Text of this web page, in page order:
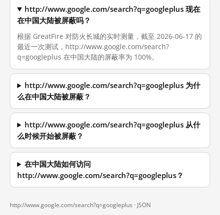
http://www.google.com/search?q=googleplus 现在
在中国大陆被屏蔽吗？
根据 GreatFire 对防火长城的实时测量，截至 2026-06-17 的
最近一次测试，http://www.google.com/search?
q=googleplus 在中国大陆的屏蔽率为 100%。
http://www.google.com/search?q=googleplus 为什
么在中国大陆被屏蔽？
http://www.google.com/search?q=googleplus 从什
么时候开始被屏蔽？
在中国大陆如何访问
http://www.google.com/search?q=googleplus？
http://www.google.com/search?q=googleplus · JSON